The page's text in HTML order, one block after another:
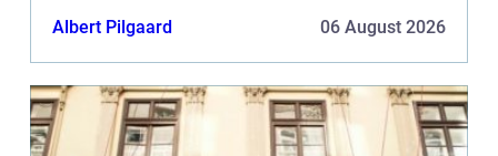
Albert Pilgaard 06 August 2026